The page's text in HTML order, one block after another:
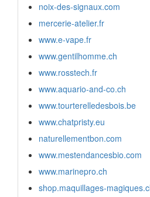
noix-des-signaux.com
mercerie-atelier.fr
www.e-vape.fr
www.gentilhomme.ch
www.rosstech.fr
www.aquario-and-co.ch
www.tourterelledesbois.be
www.chatpristy.eu
naturellementbon.com
www.mestendancesbio.com
www.marinepro.ch
shop.maquillages-